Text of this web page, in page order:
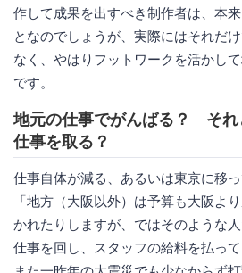
作して成果を出すべき制作者は、本
となのでしょうが、実際にはそれだ
なく、やはりフットワークを活かし
です。
地元の仕事でがんばる？ それ
仕事を取る？
仕事自体が減る、あるいは東京に移
「地方（大阪以外）は予算も大阪よ
かれたりしますが、ではそのような
仕事を回し、スタッフの給料を払っ